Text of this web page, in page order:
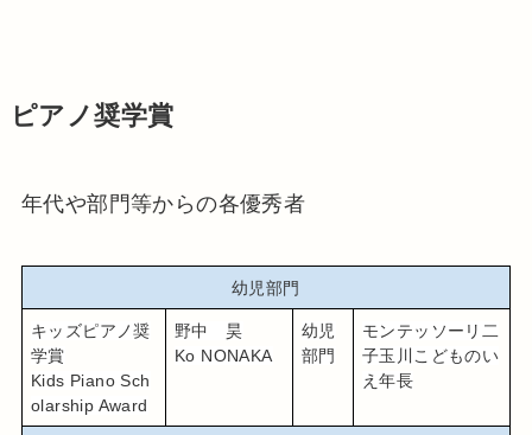
ピアノ奨学賞
年代や部門等からの各優秀者
幼児部門
キッズピアノ奨
学賞
Kids Piano Sch
olarship Award
野中　昊
Ko NONAKA
幼児
部門
モンテッソーリ二
子玉川こどものい
え年長